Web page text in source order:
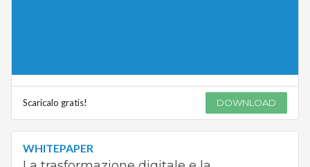
Scaricalo gratis! DOWNLOAD
WHITEPAPER